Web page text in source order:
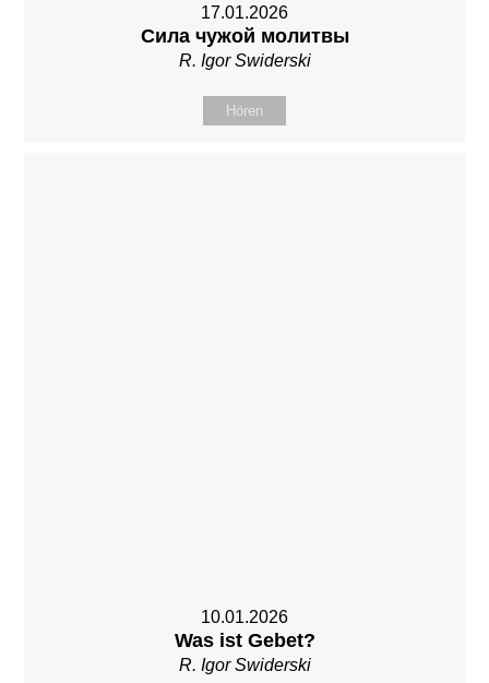
17.01.2026
Сила чужой молитвы
R. Igor Swiderski
Hören
10.01.2026
Was ist Gebet?
R. Igor Swiderski